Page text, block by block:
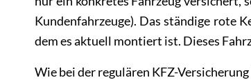
Kundenfahrzeuge). Das ständige rote
dem es aktuell montiert ist. Dieses
Wie bei der regulären KFZ-